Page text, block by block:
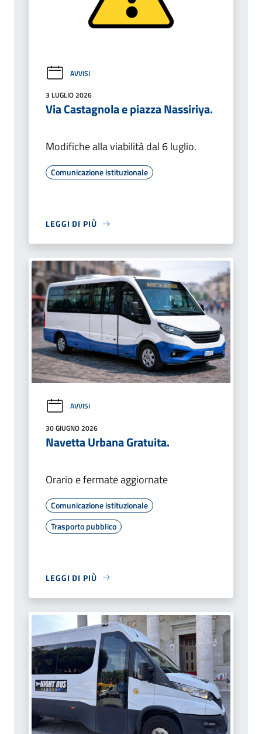
AVVISI
3 LUGLIO 2026
Via Castagnola e piazza Nassiriya.
Modifiche alla viabilità dal 6 luglio.
Comunicazione istituzionale
LEGGI DI PIÙ
AVVISI
30 GIUGNO 2026
Navetta Urbana Gratuita.
Orario e fermate aggiornate
Comunicazione istituzionale
Trasporto pubblico
LEGGI DI PIÙ